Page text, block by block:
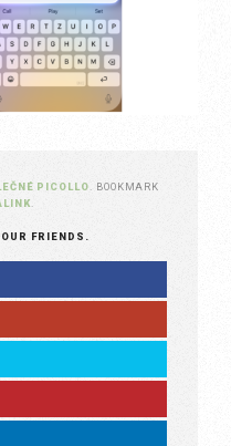
PICOLLO . BOOKMARK
FRIENDS.